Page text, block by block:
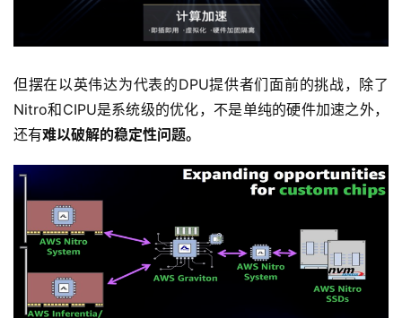
但摆在以英伟达为代表的DPU提供者们面前的挑战，除了
Nitro和CIPU是系统级的优化，不是单纯的硬件加速之外，
还有难以破解的稳定性问题。